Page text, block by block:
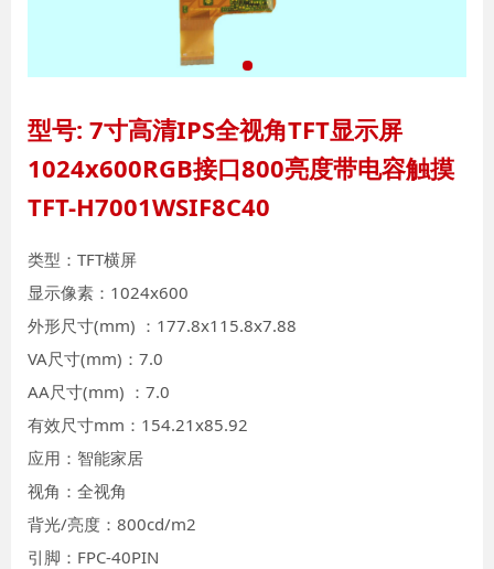
型号: 7寸高清IPS全视角TFT显示屏
1024x600RGB接口800亮度带电容触摸
TFT-H7001WSIF8C40
类型：TFT横屏
显示像素：1024x600
外形尺寸(mm) ：177.8x115.8x7.88
VA尺寸(mm)：7.0
AA尺寸(mm) ：7.0
有效尺寸mm：154.21x85.92
应用：智能家居
视角：全视角
背光/亮度：800cd/m2
引脚：FPC-40PIN